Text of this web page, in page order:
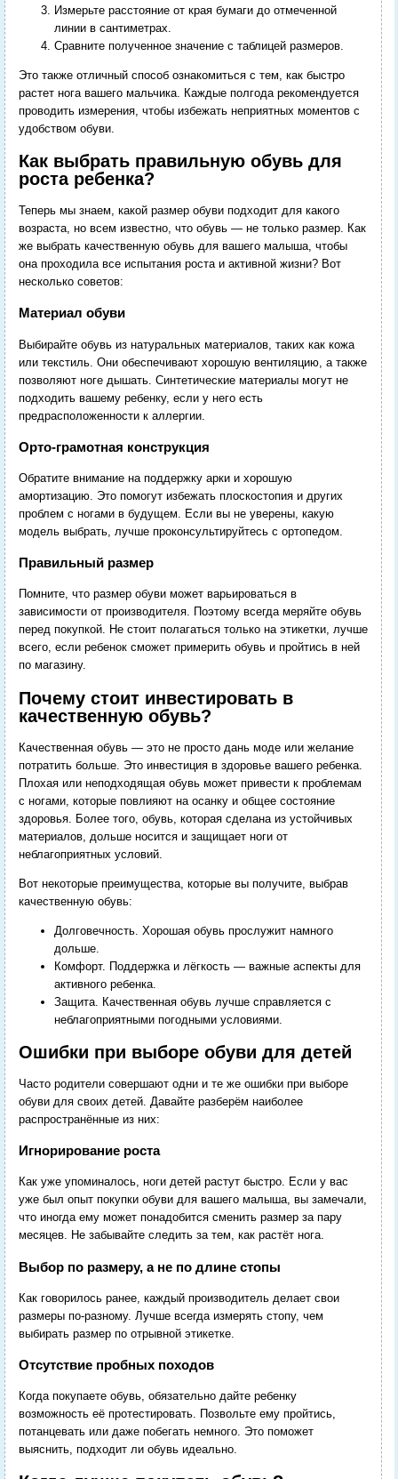
Измерьте расстояние от края бумаги до отмеченной
линии в сантиметрах.
Сравните полученное значение с таблицей размеров.
Это также отличный способ ознакомиться с тем, как быстро
растет нога вашего мальчика. Каждые полгода рекомендуется
проводить измерения, чтобы избежать неприятных моментов с
удобством обуви.
Как выбрать правильную обувь для
роста ребенка?
Теперь мы знаем, какой размер обуви подходит для какого
возраста, но всем известно, что обувь — не только размер. Как
же выбрать качественную обувь для вашего малыша, чтобы
она проходила все испытания роста и активной жизни? Вот
несколько советов:
Материал обуви
Выбирайте обувь из натуральных материалов, таких как кожа
или текстиль. Они обеспечивают хорошую вентиляцию, а также
позволяют ноге дышать. Синтетические материалы могут не
подходить вашему ребенку, если у него есть
предрасположенности к аллергии.
Орто-грамотная конструкция
Обратите внимание на поддержку арки и хорошую
амортизацию. Это помогут избежать плоскостопия и других
проблем с ногами в будущем. Если вы не уверены, какую
модель выбрать, лучше проконсультируйтесь с ортопедом.
Правильный размер
Помните, что размер обуви может варьироваться в
зависимости от производителя. Поэтому всегда меряйте обувь
перед покупкой. Не стоит полагаться только на этикетки, лучше
всего, если ребенок сможет примерить обувь и пройтись в ней
по магазину.
Почему стоит инвестировать в
качественную обувь?
Качественная обувь — это не просто дань моде или желание
потратить больше. Это инвестиция в здоровье вашего ребенка.
Плохая или неподходящая обувь может привести к проблемам
с ногами, которые повлияют на осанку и общее состояние
здоровья. Более того, обувь, которая сделана из устойчивых
материалов, дольше носится и защищает ноги от
неблагоприятных условий.
Вот некоторые преимущества, которые вы получите, выбрав
качественную обувь:
Долговечность. Хорошая обувь прослужит намного
дольше.
Комфорт. Поддержка и лёгкость — важные аспекты для
активного ребенка.
Защита. Качественная обувь лучше справляется с
неблагоприятными погодными условиями.
Ошибки при выборе обуви для детей
Часто родители совершают одни и те же ошибки при выборе
обуви для своих детей. Давайте разберём наиболее
распространённые из них:
Игнорирование роста
Как уже упоминалось, ноги детей растут быстро. Если у вас
уже был опыт покупки обуви для вашего малыша, вы замечали,
что иногда ему может понадобится сменить размер за пару
месяцев. Не забывайте следить за тем, как растёт нога.
Выбор по размеру, а не по длине стопы
Как говорилось ранее, каждый производитель делает свои
размеры по-разному. Лучше всегда измерять стопу, чем
выбирать размер по отрывной этикетке.
Отсутствие пробных походов
Когда покупаете обувь, обязательно дайте ребенку
возможность её протестировать. Позвольте ему пройтись,
потанцевать или даже побегать немного. Это поможет
выяснить, подходит ли обувь идеально.